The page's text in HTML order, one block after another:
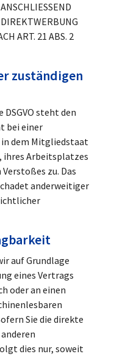
ART. 21 ABS. 2
zuständigen
steht den
bei einer
dem Mitgliedstaat
ihres Arbeitsplatzes
zu. Das
anderweitiger
auf Grundlage
eines Vertrags
oder an einen
Sie die direkte
dies nur, soweit